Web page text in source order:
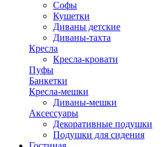
Софы
Кушетки
Диваны детские
Диваны-тахта
Кресла
Кресла-кровати
Пуфы
Банкетки
Кресла-мешки
Диваны-мешки
Аксессуары
Декоративные подушки
Подушки для сидения